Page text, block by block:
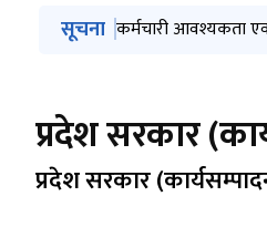
मुख्य नेभिगेसनमा जानुहोस्
सूचना ग्रामीण सडक सञ्जाल
सूचनाको हक सम्बन्धी
कर्मचारी आवश्यकता
२०८३ असार महिनाको
कोशी प्रदेश
प्रदेश सरकार
प्रदेश सरकार